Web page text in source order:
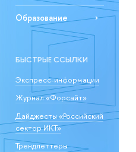
Образование
БЫСТРЫЕ ССЫЛКИ
Экспресс-информации
Журнал «Форсайт»
Дайджесты «Российский
сектор ИКТ»
Трендлеттеры